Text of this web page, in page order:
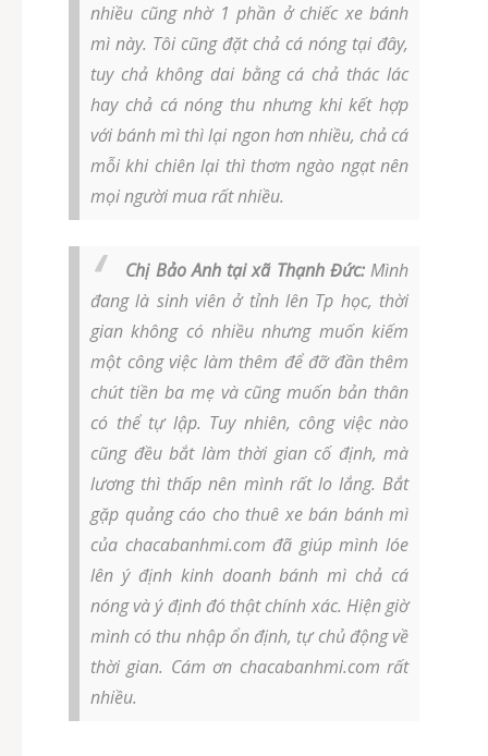
nhiều cũng nhờ 1 phần ở chiếc xe bánh
mì này. Tôi cũng đặt chả cá nóng tại đây,
tuy chả không dai bằng cá chả thác lác
hay chả cá nóng thu nhưng khi kết hợp
với bánh mì thì lại ngon hơn nhiều, chả cá
mỗi khi chiên lại thì thơm ngào ngạt nên
mọi người mua rất nhiều.
Chị Bảo Anh tại xã Thạnh Đức:Mình
đang là sinh viên ở tỉnh lên Tp học, thời
gian không có nhiều nhưng muốn kiếm
một công việc làm thêm để đỡ đần thêm
chút tiền ba mẹ và cũng muốn bản thân
có thể tự lập. Tuy nhiên, công việc nào
cũng đều bắt làm thời gian cố định, mà
lương thì thấp nên mình rất lo lắng. Bắt
gặp quảng cáo cho thuê xe bán bánh mì
của chacabanhmi.com đã giúp mình lóe
lên ý định kinh doanh bánh mì chả cá
nóng và ý định đó thật chính xác. Hiện giờ
mình có thu nhập ổn định, tự chủ động về
thời gian. Cám ơn chacabanhmi.com rất
nhiều.